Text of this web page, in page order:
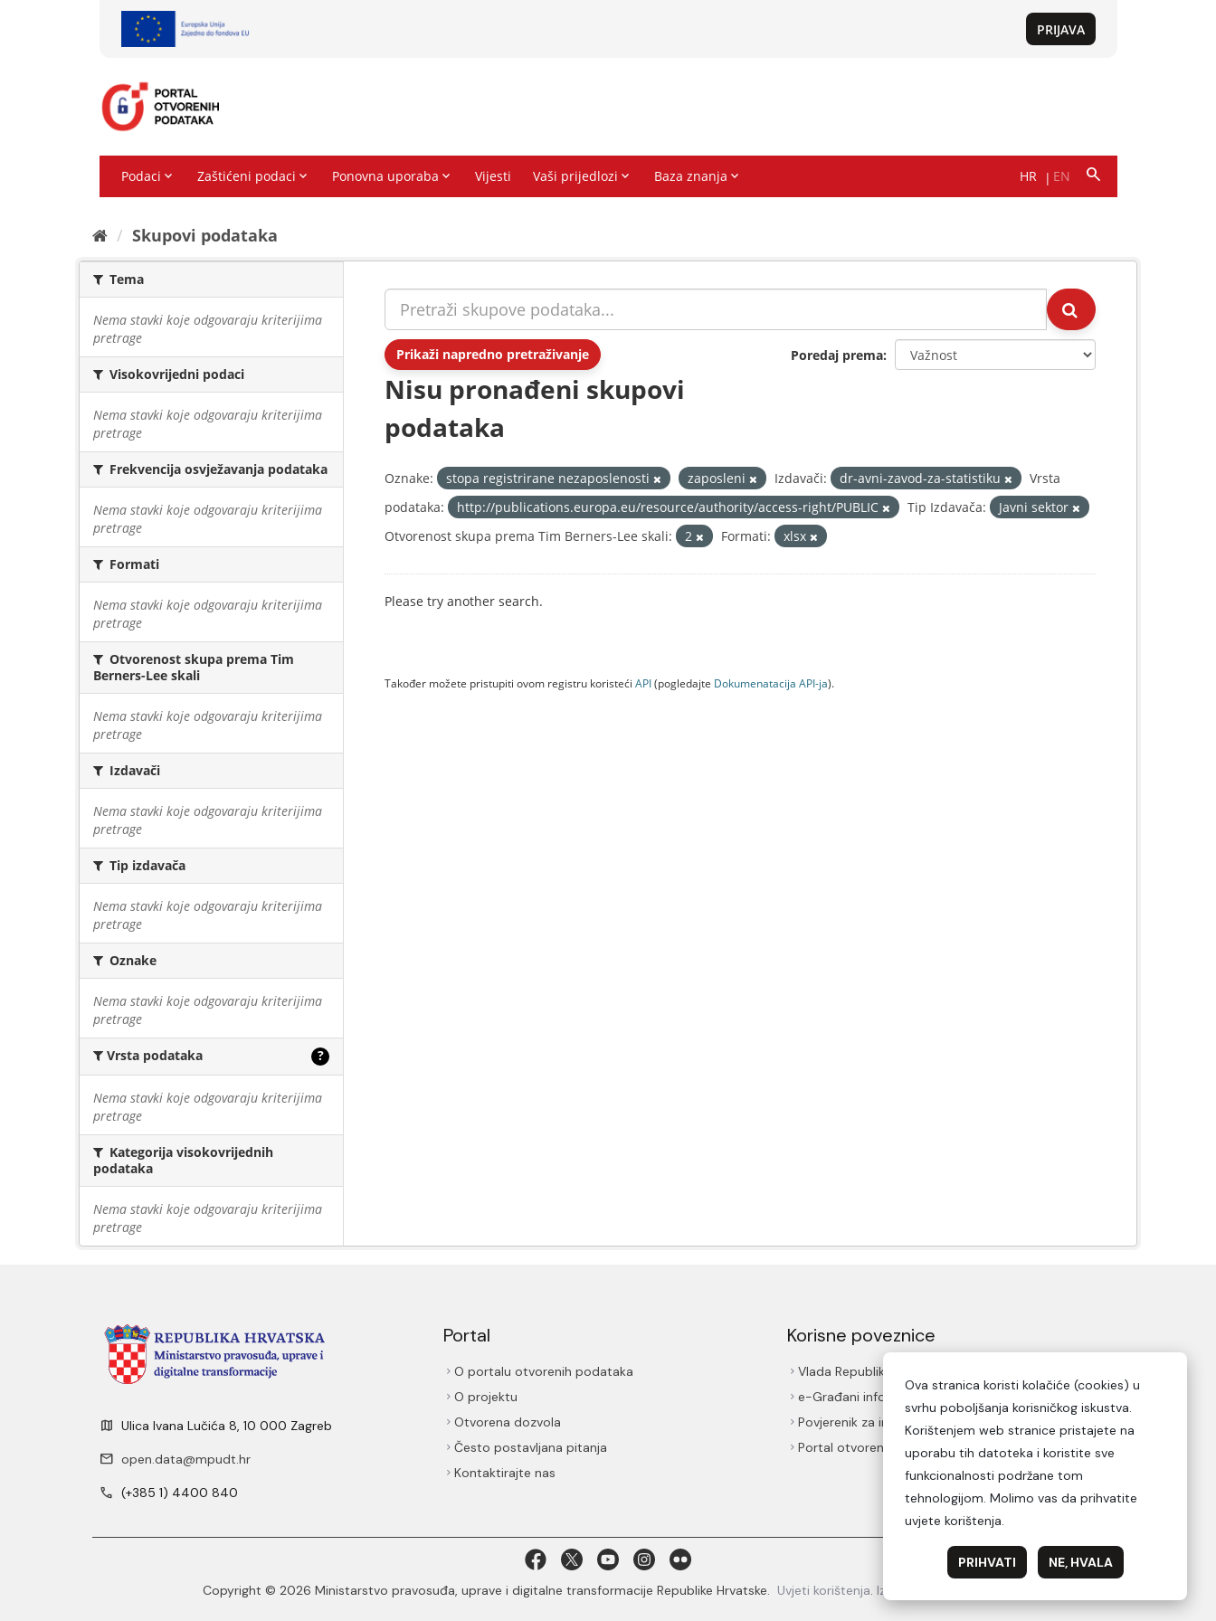
Skupovi podаtаkа
Tema
Nema stavki koje odgovaraju kriterijima
pretrage
Visokovrijedni podaci
Nema stavki koje odgovaraju kriterijima
pretrage
Frekvencija osvježavanja podataka
Nema stavki koje odgovaraju kriterijima
pretrage
Formati
Nema stavki koje odgovaraju kriterijima
pretrage
Otvorenost skupa prema Tim
Berners-Lee skali
Nema stavki koje odgovaraju kriterijima
pretrage
Izdavači
Nema stavki koje odgovaraju kriterijima
pretrage
Tip izdavača
Nema stavki koje odgovaraju kriterijima
pretrage
Oznake
Nema stavki koje odgovaraju kriterijima
pretrage
Vrsta podataka ?
Nema stavki koje odgovaraju kriterijima
pretrage
Kategorija visokovrijednih
podataka
Nema stavki koje odgovaraju kriterijima
pretrage
Prikaži napredno pretraživanje Poredaj prema
Nisu pronađeni skupovi
podataka
Oznake: stopa registrirane nezaposlenosti zaposleni Izdavači: dr-avni-zavod-za-statistiku
Vrsta
podataka:
http://publications.europa.eu/resource/authority/access-right/PUBLIC Tip Izdavača:
Javni sektor
Otvorenost skupa prema Tim Berners-Lee skali:
2 Formati: xlsx
Please try another search.
Također možete pristupiti ovom registru koristeći API(pogledajte Dokumenаtаcijа API-jа).